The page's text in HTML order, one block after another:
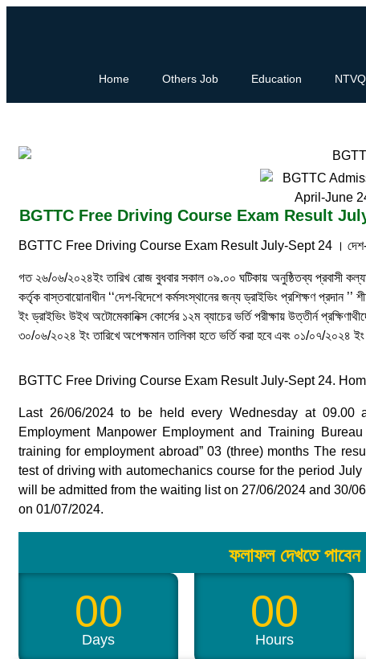
Home Others Job Education
BGTTC Free Driving Course Exam Result
BGTTC Free Driving Course Exam Result July-Sept 24 ।
গত ২৬/০৬/২০২৪ইং তারিখ রোজ বুধবার সকাল ০৯.০০ ঘটিকায় অনুষ্ঠিতব্য প্রবাসী
কর্তৃক বাস্তবায়োনাধীন ‘‘দেশ-বিদেশে কর্মসংস্থানের জন্য ড্রাইভিং প্রশিক্ষণ প্রদান
ইং ড্রাইভিং উইথ অটোমেকানিক্স কোর্সের ১২ম ব্যাচের ভর্তি পরীক্ষায় উত্তীর্ন
৩০/০৬/২০২৪ ইং তারিখে অপেক্ষমান তালিকা হতে ভর্তি করা হবে এবং ০১/০৭/২০২৪
BGTTC Free Driving Course Exam Result July-Sept 24.
Last 26/06/2024 to be held every Wednesday at
Employment Manpower Employment and Training
training for employment abroad” 03 (three) months The
test of driving with automechanics course for the period
will be admitted from the waiting list on 27/06/2024 and 30/
on 01/07/2024.
ফলাফল দেখতে
00
Days
00
Hours